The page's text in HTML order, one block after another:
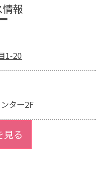
情報
1-20
ター2F
見る